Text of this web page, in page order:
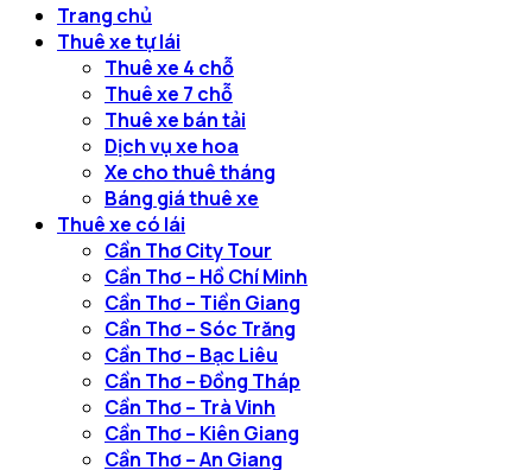
Trang chủ
Thuê xe tự lái
Thuê xe 4 chỗ
Thuê xe 7 chỗ
Thuê xe bán tải
Dịch vụ xe hoa
Xe cho thuê tháng
Báng giá thuê xe
Thuê xe có lái
Cần Thơ City Tour
Cần Thơ – Hồ Chí Minh
Cần Thơ – Tiền Giang
Cần Thơ – Sóc Trăng
Cần Thơ – Bạc Liêu
Cần Thơ – Đồng Tháp
Cần Thơ – Trà Vinh
Cần Thơ – Kiên Giang
Cần Thơ – An Giang